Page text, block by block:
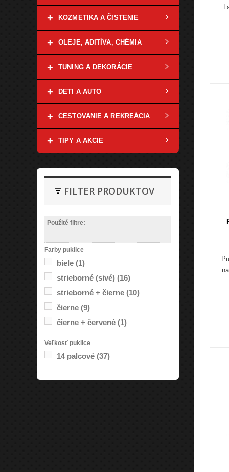
+ KOZMETIKA A ČISTENIE
+ OLEJE, ADITÍVA, CHÉMIA
+ TUNING A DEKORÁCIE
+ DETI A AUTO
+ CESTOVANIE A REKREÁCIA
+ TIPY A AKCIE
FILTER PRODUKTOV
Použité filtre:
Farby puklice
biele (1)
strieborné (sivé) (16)
strieborné + čierne (10)
čierne (9)
čierne + červené (1)
Veľkosť puklice
14 palcové (37)